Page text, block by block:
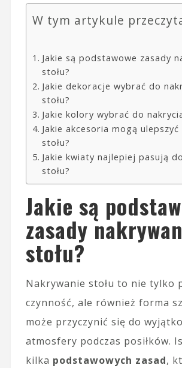
W tym artykule
Jakie są podstawowe zasady
stołu?
Jakie dekoracje wybrać do
stołu?
Jakie kolory wybrać do
Jakie akcesoria mogą ulepszyć
stołu?
Jakie kwiaty najlepiej pasują
stołu?
Jakie są
zasady
stołu?
Nakrywanie stołu to nie tylko
czynność, ale również forma
może przyczynić się do
atmosfery podczas posiłków.
kilka podstawowych zasad,